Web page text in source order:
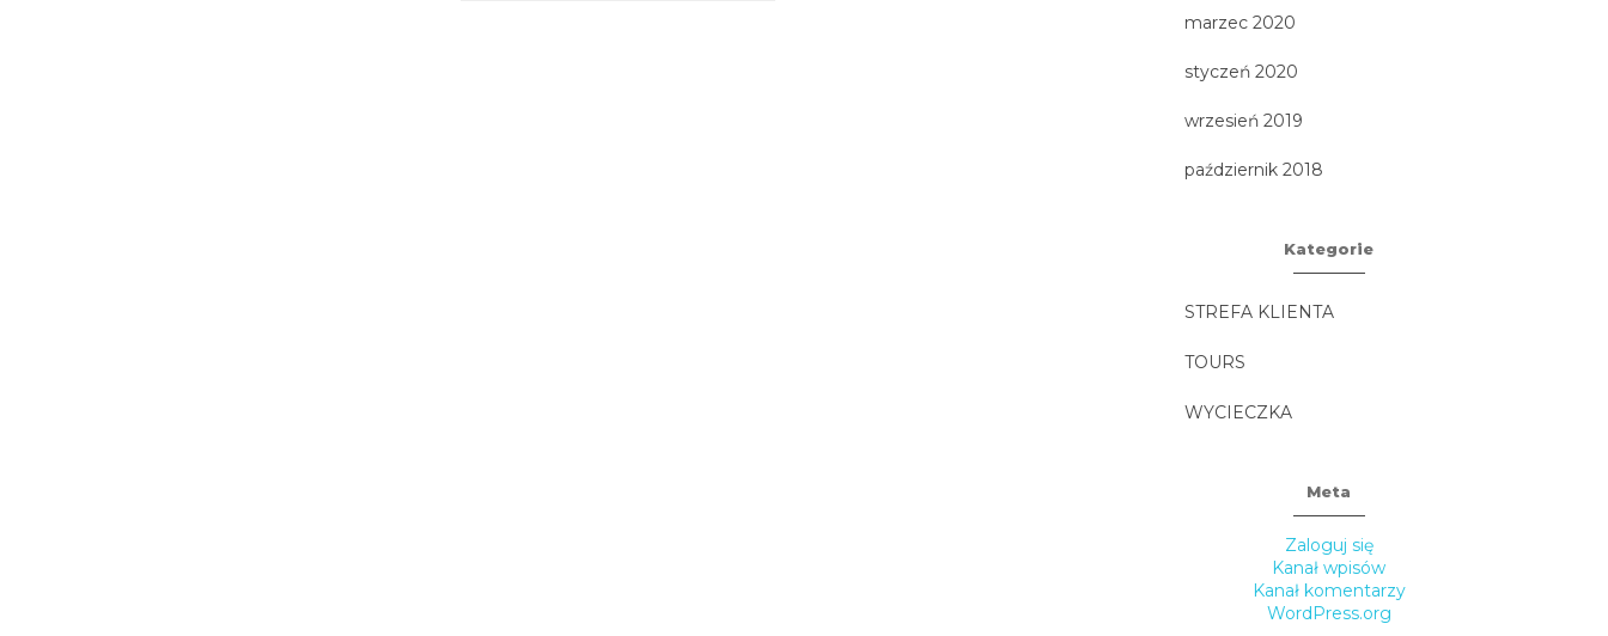
marzec 2020
styczeń 2020
wrzesień 2019
październik 2018
Kategorie
STREFA KLIENTA
TOURS
WYCIECZKA
Meta
Zaloguj się
Kanał wpisów
Kanał komentarzy
WordPress.org